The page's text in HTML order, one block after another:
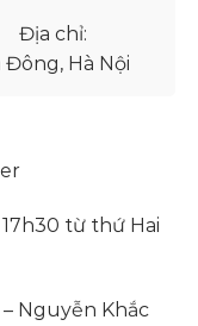
Địa chỉ:
Đông, Hà Nội
từ thứ Hai
– Nguyễn Khắc